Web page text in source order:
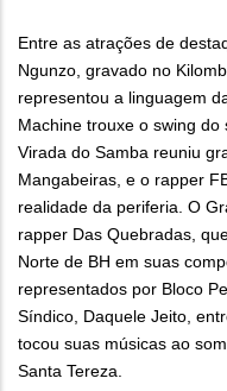
Entre as atrações de
Ngunzo, gravado no
representou a linguagem
Machine trouxe o swing do
Virada do Samba reuniu
Mangabeiras, e o rapper
realidade da periferia. O
rapper Das Quebradas,
Norte de BH em suas
representados por Bloco
Síndico, Daquele Jeito,
tocou suas músicas ao
Santa Tereza.